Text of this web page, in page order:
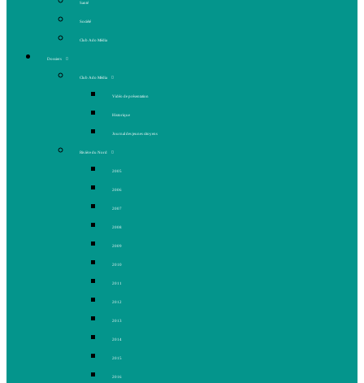
Santé
Société
Club Ado Média
Dossiers
Club Ado Média
Vidéo de présentation
Historique
Journal des jeunes citoyens
Rivière du Nord
2005
2006
2007
2008
2009
2010
2011
2012
2013
2014
2015
2016